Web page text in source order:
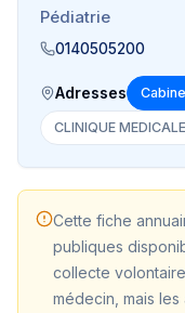
Pédiatrie
0140505200
Adresses
CLINIQUE
Cette fiche
publiques
collecte
médecin, mais